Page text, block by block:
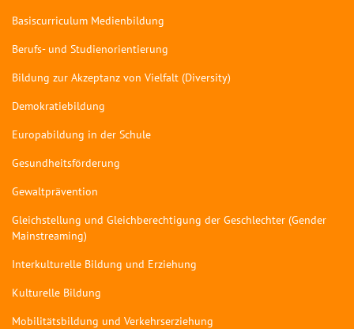
Basiscurriculum Medienbildung
Berufs- und Studienorientierung
Bildung zur Akzeptanz von Vielfalt (Diversity)
Demokratiebildung
Europabildung in der Schule
Gesundheitsförderung
Gewaltprävention
Gleichstellung und Gleichberechtigung der Geschlechter (Gender
Mainstreaming)
Interkulturelle Bildung und Erziehung
Kulturelle Bildung
Mobilitätsbildung und Verkehrserziehung